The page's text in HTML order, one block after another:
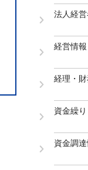
法人経
経営情報
経理・
資金繰
資金調